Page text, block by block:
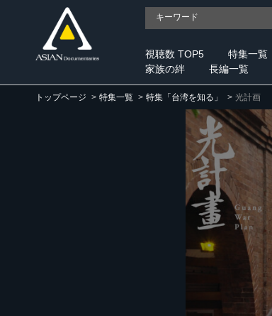
視聴数 TOP5 特集一覧
家族の絆
長編一覧
トップページ 特集一覧 特集「台湾を知る」 光計画